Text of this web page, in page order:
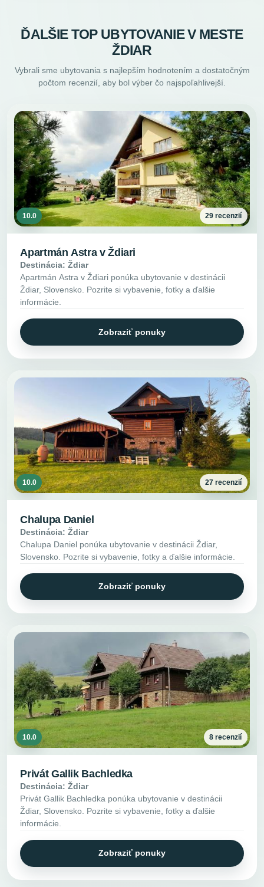
ĎALŠIE TOP UBYTOVANIE V MESTE
ŽDIAR
Vybrali sme ubytovania s najlepším hodnotením a dostatočným
počtom recenzií, aby bol výber čo najspoľahlivejší.
10.0 29 recenzií
Apartmán Astra v Ždiari
Destinácia: Ždiar
Apartmán Astra v Ždiari ponúka ubytovanie v destinácii
Ždiar, Slovensko. Pozrite si vybavenie, fotky a ďalšie
informácie.
Zobraziť ponuky
10.0 27 recenzií
Chalupa Daniel
Destinácia: Ždiar
Chalupa Daniel ponúka ubytovanie v destinácii Ždiar,
Slovensko. Pozrite si vybavenie, fotky a ďalšie informácie.
Zobraziť ponuky
10.0 8 recenzií
Privát Gallik Bachledka
Destinácia: Ždiar
Privát Gallik Bachledka ponúka ubytovanie v destinácii
Ždiar, Slovensko. Pozrite si vybavenie, fotky a ďalšie
informácie.
Zobraziť ponuky